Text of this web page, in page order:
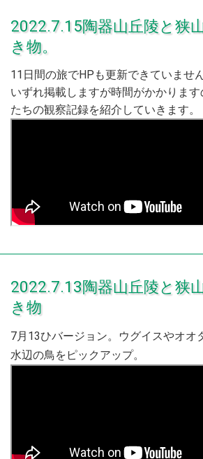
2022.7.15陶器山丘陵と狭
き物。
11日間の旅でHPも更新できていませ
いずれ掲載しますが時間がかかりま
たちの観察記録を紹介していきます。
2022.7.13陶器山丘陵と狭
き物
7月13ひバージョン。ウグイスやオオ
水辺の鳥をピックアップ。